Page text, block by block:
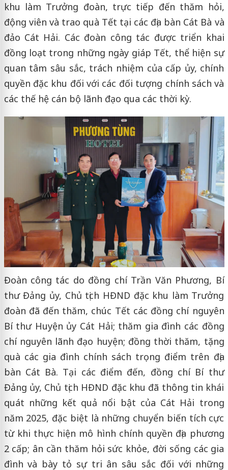
khu làm Trưởng đoàn, trực tiếp đến thăm hỏi,
động viên và trao quà Tết tại các địa bàn Cát Bà và
đảo Cát Hải. Các đoàn công tác được triển khai
đồng loạt trong những ngày giáp Tết, thể hiện sự
quan tâm sâu sắc, trách nhiệm của cấp ủy, chính
quyền đặc khu đối với các đối tượng chính sách và
các thế hệ cán bộ lãnh đạo qua các thời kỳ.
Đoàn công tác do đồng chí Trần Văn Phương, Bí
thư Đảng ủy, Chủ tịch HĐND đặc khu làm Trưởng
đoàn đã đến thăm, chúc Tết các đồng chí nguyên
Bí thư Huyện ủy Cát Hải; thăm gia đình các đồng
chí nguyên lãnh đạo huyện; đồng thời thăm, tặng
quà các gia đình chính sách trọng điểm trên địa
bàn Cát Bà. Tại các điểm đến, đồng chí Bí thư
Đảng ủy, Chủ tịch HĐND đặc khu đã thông tin khái
quát những kết quả nổi bật của Cát Hải trong
năm 2025, đặc biệt là những chuyển biến tích cực
từ khi thực hiện mô hình chính quyền địa phương
2 cấp; ân cần thăm hỏi sức khỏe, đời sống các gia
đình và bày tỏ sự tri ân sâu sắc đối với những